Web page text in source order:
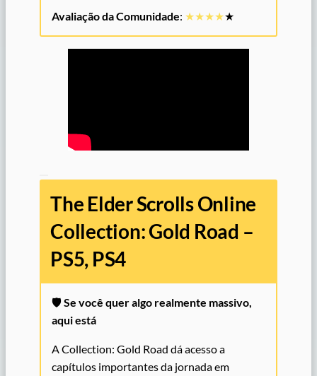
Avaliação da Comunidade: ★★★★★
The Elder Scrolls Online
Collection: Gold Road –
PS5, PS4
🛡️ Se você quer algo realmente massivo,
aqui está
A Collection: Gold Road dá acesso a
capítulos importantes da jornada em